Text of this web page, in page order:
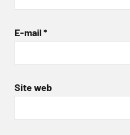
E-mail *
Site web